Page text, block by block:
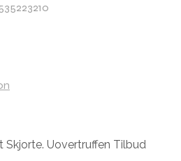
Uovertruffen Tilbud